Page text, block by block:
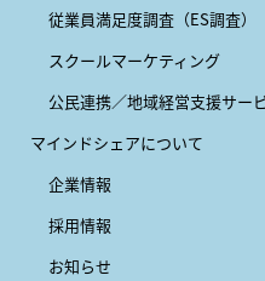
従業員満足度調査（ES調査）
スクールマーケティング
公民連携／地域経営支援サー
マインドシェアについて
企業情報
採用情報
お知らせ